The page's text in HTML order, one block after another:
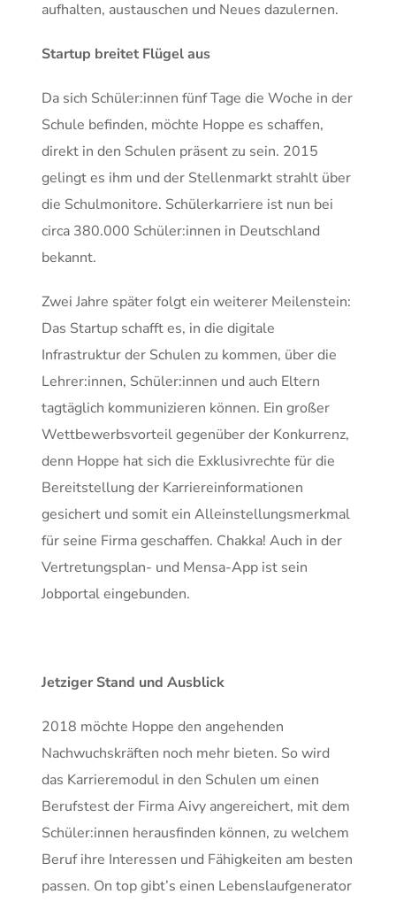
aufhalten, austauschen und Neues dazulernen.
Startup breitet Flügel aus
Da sich Schüler:innen fünf Tage die Woche in der
Schule befinden, möchte Hoppe es schaffen,
direkt in den Schulen präsent zu sein. 2015
gelingt es ihm und der Stellenmarkt strahlt über
die Schulmonitore. Schülerkarriere ist nun bei
circa 380.000 Schüler:innen in Deutschland
bekannt.
Zwei Jahre später folgt ein weiterer Meilenstein:
Das Startup schafft es, in die digitale
Infrastruktur der Schulen zu kommen, über die
Lehrer:innen, Schüler:innen und auch Eltern
tagtäglich kommunizieren können. Ein großer
Wettbewerbsvorteil gegenüber der Konkurrenz,
denn Hoppe hat sich die Exklusivrechte für die
Bereitstellung der Karriereinformationen
gesichert und somit ein Alleinstellungsmerkmal
für seine Firma geschaffen. Chakka! Auch in der
Vertretungsplan- und Mensa-App ist sein
Jobportal eingebunden.
Jetziger Stand und Ausblick
2018 möchte Hoppe den angehenden
Nachwuchskräften noch mehr bieten. So wird
das Karrieremodul in den Schulen um einen
Berufstest der Firma Aivy angereichert, mit dem
Schüler:innen herausfinden können, zu welchem
Beruf ihre Interessen und Fähigkeiten am besten
passen. On top gibt’s einen Lebenslaufgenerator